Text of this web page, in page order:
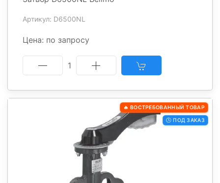
Артикул: D6500NL
Цена: по запросу
1
🔥 ВОСТРЕБОВАННЫЙ ТОВАР
🕒 ПОД ЗАКАЗ